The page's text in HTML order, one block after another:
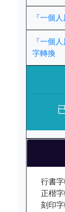
『一個
『一個
字轉換
行書
正楷
刻印